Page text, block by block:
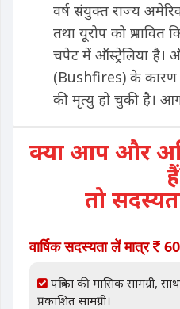
वर्ष संयुक्त राज्य
तथा यूरोप को
चपेट में ऑस्ट्रेलिया है।
(Bushfires) के
की मृत्यु हो चुकी है।
क्या आप और
तो
वार्षिक सदस्यता लें मात्र
पत्रिका की मासिक सामग्री,
प्रकाशित सामग्री।